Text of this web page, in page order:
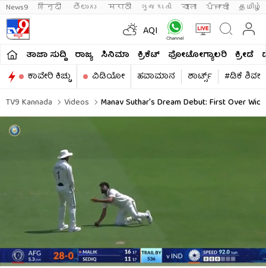
News9 हिन्दी తెలుగు मराठी ગુજરાતી বাংলা ਪੰਜਾਬੀ தமிழ்
AQI
ತಾಜಾ ಸುದ್ದಿ ರಾಜ್ಯ ಸಿನಿಮಾ ಕ್ರಿಕೆಟ್​ ಫೋಟೋಗ್ಯಾಲರಿ ಕ್ರೀಡೆ
ಕಾವೇರಿ ಕಿಚ್ಚು
ವಿಡಿಯೋ ಹವಾಮಾನ ಶಾರ್ಟ್ಸ್​
#ಡಿಕೆ
TV9 Kannada
Videos Manav Suthar's Dream Debut: First Over